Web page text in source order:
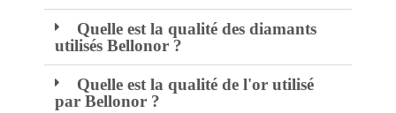
Quelle est la qualité des diamants
utilisés Bellonor ?
Quelle est la qualité de l'or utilisé
par Bellonor ?